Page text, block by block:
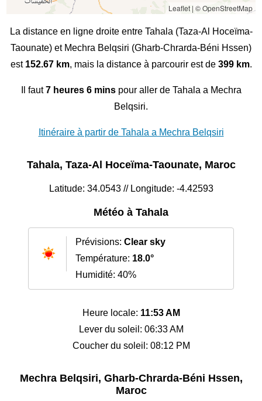
Leaflet| © OpenStreetMap
La distance en ligne droite entre Tahala (Taza-Al Hoceïma-
Taounate) et Mechra Belqsiri (Gharb-Chrarda-Béni Hssen)
est 152.67 km, mais la distance à parcourir est de 399 km.
Il faut7 heures 6 minspour aller de Tahala a Mechra
Belqsiri.
Itinéraire à partir de Tahala a Mechra Belqsiri
Tahala, Taza-Al Hoceïma-Taounate, Maroc
Latitude: 34.0543 // Longitude: -4.42593
Météo à Tahala
Prévisions: Clear sky
Température: 18.0°
Humidité: 40%
Heure locale: 11:53 AM
Lever du soleil: 06:33 AM
Coucher du soleil: 08:12 PM
Mechra Belqsiri, Gharb-Chrarda-Béni Hssen,
Maroc